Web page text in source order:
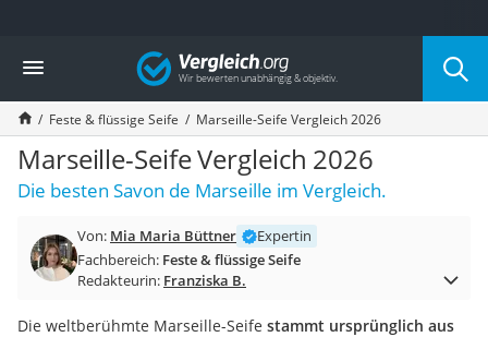
Die beliebtesten Vergleiche nach Kategorie
Drogerie
Inhalator
Haarschneider
Rollator
Braun Rasierer
Katzenklappe (Chip)
Masturbator
Massagepistole
Reisehaartrockner
Vergleich
Feste & flüssige Seife Marseille-Seife Vergleich 2026
Marseille-Seife Vergleich 2026
Die besten Savon de Marseille im Vergleich.
Von: Mia Maria Büttner
Expertin
Fachbereich: Feste & flüssige Seife
Redakteurin: Franziska B.
Die weltberühmte Marseille-Seife stammt ursprünglich aus